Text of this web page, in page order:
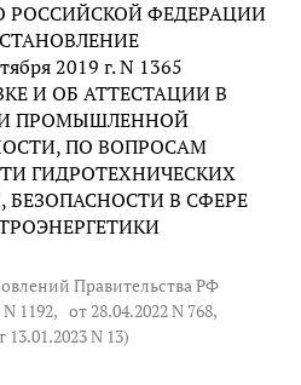
РОССИЙСКОЙ ФЕДЕРАЦИИ
2019 г. N 1365
И ОБ АТТЕСТАЦИИ В
ПРОМЫШЛЕННОЙ
ПО ВОПРОСАМ
ГИДРОТЕХНИЧЕСКИХ
В СФЕРЕ
Правительства РФ
1192, от 28.04.2022 N 768,
13.01.2023 N 13)